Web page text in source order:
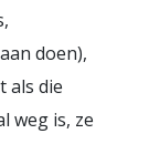
doen),
als die
weg is, ze